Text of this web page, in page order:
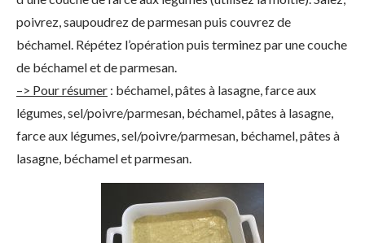
poivrez, saupoudrez de parmesan puis couvrez de
béchamel. Répétez l’opération puis terminez par une couche
de béchamel et de parmesan.
–> Pour résumer : béchamel, pâtes à lasagne, farce aux
légumes, sel/poivre/parmesan, béchamel, pâtes à lasagne,
farce aux légumes, sel/poivre/parmesan, béchamel, pâtes à
lasagne, béchamel et parmesan.